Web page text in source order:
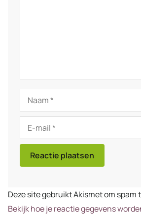
Naam
mail
Deze site gebruikt Akismet om spam
Bekijk hoe je reactie gegevens